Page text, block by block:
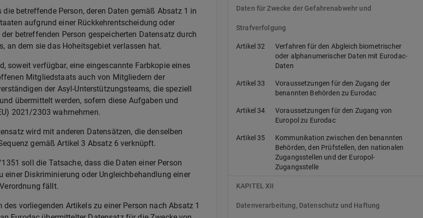
betreffende Person, deren Daten gemäß Absatz 1 in
aufgrund einer Rückkehrentscheidung oder
betreffenden Person gespeicherten Datensatz durch
an dem sie das Hoheitsgebiet verlassen hat.
soweit verfügbar, eine eingescannte Farbkopie eines
Mitgliedstaats auch von Mitgliedern der
der Asyl-Unterstützungsteams, die speziell
übermittelt werden, sofern diese Aufgaben und
2021/2303 wahrnehmen.
wird mit anderen Datensätzen, die denselben
gemäß Artikel 3 Absatz 6 verknüpft.
soll die Tatsache, dass die Daten einer Person
Diskriminierung oder Ungleichbehandlung einer
fällt.
vorliegenden Artikels zu einer Person nach Absatz 1
Daten für Zwecke der Gefahrenabwehr und
Strafverfolgung
Artikel 32
Verfahren für den Abgleich biometrischer
oder alphanumerischer Daten mit Eurodac-
Daten
Artikel 33
Voraussetzungen für den Zugang der
benannten Behörden zu Eurodac
Artikel 34
Voraussetzungen für den Zugang von
Europol zu Eurodac
Artikel 35
Kommunikation zwischen den benannten
Behörden, den Prüfstellen, den nationalen
Zugangsstellen und der Europol-
Zugangsstelle
KAPITEL XII
Datenverarbeitung, Datenschutz und Haftung